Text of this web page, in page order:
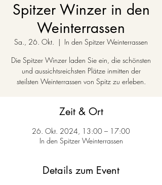
Spitzer Winzer in den
Weinterrassen
Sa., 26. Okt.
  |
In den Spitzer Weinterrassen
Die Spitzer Winzer laden Sie ein, die schönsten
und aussichtsreichsten Plätze inmitten der
steilsten Weinterrassen von Spitz zu erleben.
Zeit & Ort
26. Okt. 2024, 13:00 – 17:00
In den Spitzer Weinterrassen
Details zum Event